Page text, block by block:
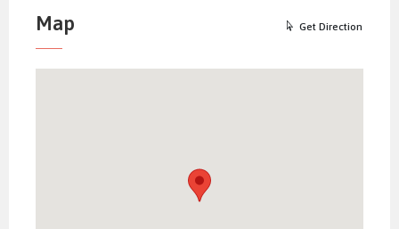
Map Get Direction